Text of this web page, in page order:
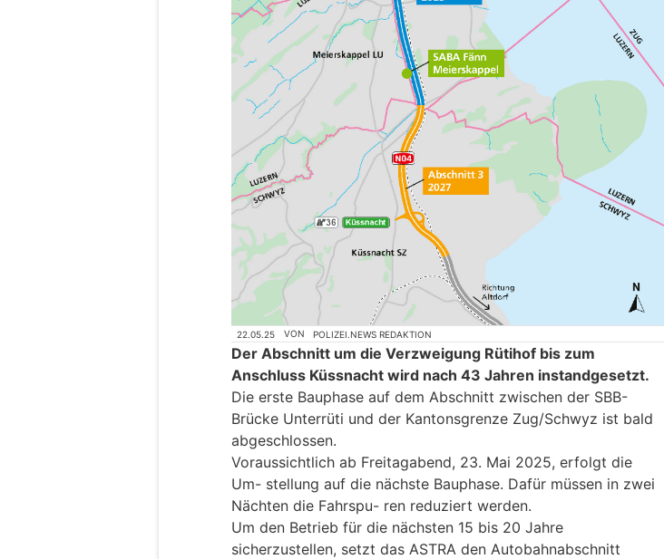
22.05.25 VON POLIZEI.NEWS REDAKTION
Der Abschnitt um die Verzweigung Rütihof bis zum
Anschluss Küssnacht wird nach 43 Jahren instandgesetzt.
Die erste Bauphase auf dem Abschnitt zwischen der SBB-
Brücke Unterrüti und der Kantonsgrenze Zug/Schwyz ist bald
abgeschlossen.
Voraussichtlich ab Freitagabend, 23. Mai 2025, erfolgt die
Um- stellung auf die nächste Bauphase. Dafür müssen in zwei
Nächten die Fahrspu- ren reduziert werden.
Um den Betrieb für die nächsten 15 bis 20 Jahre
sicherzustellen, setzt das ASTRA den Autobahnabschnitt